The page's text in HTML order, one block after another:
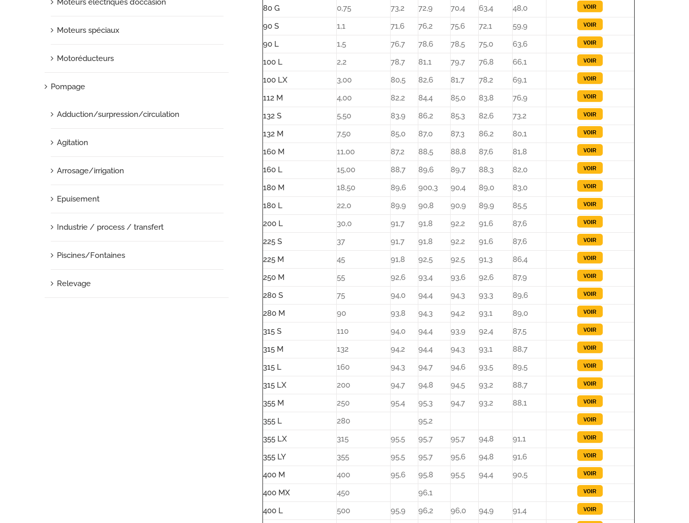
Moteurs électriques d’occasion
Moteurs spéciaux
Motoréducteurs
Pompage
Adduction/surpression/circulation
Agitation
Arrosage/irrigation
Epuisement
Industrie / process / transfert
Piscines/Fontaines
Relevage
80 G
0,75 73,2 72,9 70,4 63,4
48,0
90 S
1,1 71,6 76,2 75,6 72,1
59,9
90 L
1,5 76,7 78,6 78,5 75,0
63,6
100 L
2,2 78,7 81,1 79,7 76,8
66,1
100 LX
3,00 80,5 82,6 81,7 78,2
69,1
112 M
4,00 82,2 84,4 85,0 83,8
76,9
132 S
5,50 83,9 86,2 85,3 82,6
73,2
132 M
7,50 85,0 87,0 87,3 86,2
80,1
160 M
11,00 87,2 88,5 88,8 87,6
81,8
160 L
15,00 88,7 89,6 89,7 88,3
82,0
180 M
18,50 89,6 900,3 90,4 89,0
83,0
180 L
22,0 89,9 90,8 90,9 89,9
85,5
200 L
30,0 91,7 91,8 92,2 91,6
87,6
225 S
37 91,7 91,8 92,2 91,6
87,6
225 M
45 91,8 92,5 92,5 91,3
86,4
250 M
55 92,6 93,4 93,6 92,6
87,9
280 S
75 94,0 94,4 94,3 93,3
89,6
280 M
90 93,8 94,3 94,2 93,1
89,0
315 S
110 94,0 94,4 93,9 92,4
87,5
315 M
132 94,2 94,4 94,3 93,1
88,7
315 L
160 94,3 94,7 94,6 93,5
89,5
315 LX
200 94,7 94,8 94,5 93,2
88,7
355 M
250 95,4 95,3 94,7 93,2
88,1
355 L
280
95,2
355 LX
315 95,5 95,7 95,7 94,8
91,1
355 LY
355 95,5 95,7 95,6 94,8
91,6
400 M
400 95,6 95,8 95,5 94,4
90,5
400 MX
450
96,1
400 L
500 95,9 96,2 96,0 94,9
91,4